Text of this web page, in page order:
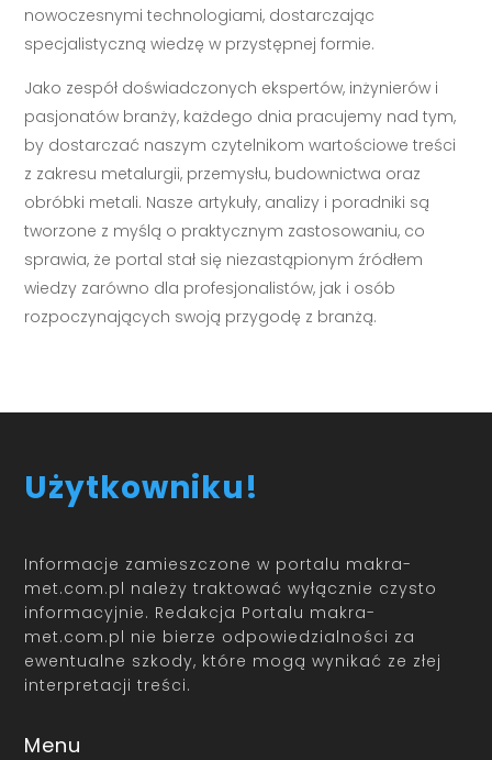
nowoczesnymi technologiami, dostarczając
specjalistyczną wiedzę w przystępnej formie.
Jako zespół doświadczonych ekspertów, inżynierów i
pasjonatów branży, każdego dnia pracujemy nad tym,
by dostarczać naszym czytelnikom wartościowe treści
z zakresu metalurgii, przemysłu, budownictwa oraz
obróbki metali. Nasze artykuły, analizy i poradniki są
tworzone z myślą o praktycznym zastosowaniu, co
sprawia, że portal stał się niezastąpionym źródłem
wiedzy zarówno dla profesjonalistów, jak i osób
rozpoczynających swoją przygodę z branżą.
Użytkowniku!
Informacje zamieszczone w portalu makra-
met.com.pl należy traktować wyłącznie czysto
informacyjnie. Redakcja Portalu makra-
met.com.pl nie bierze odpowiedzialności za
ewentualne szkody, które mogą wynikać ze złej
interpretacji treści.
Menu